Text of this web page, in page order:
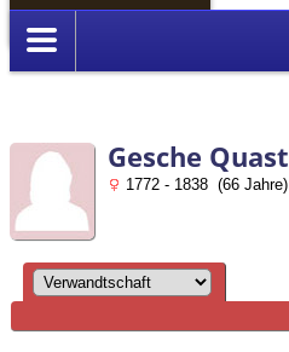
Anmelden
Gesche Quast
1772 - 1838 (66 Jahre)